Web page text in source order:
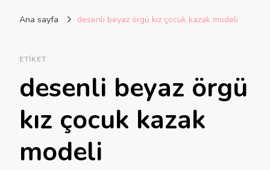
Ana sayfa desenli beyaz örgü kız çocuk kazak modeli
ETIKET
desenli beyaz örgü
kız çocuk kazak
modeli